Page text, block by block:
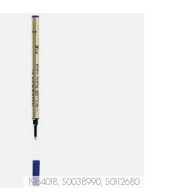
1964018, S0038990, S0112680